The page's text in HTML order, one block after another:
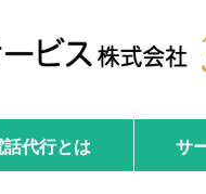
話代行とは サ